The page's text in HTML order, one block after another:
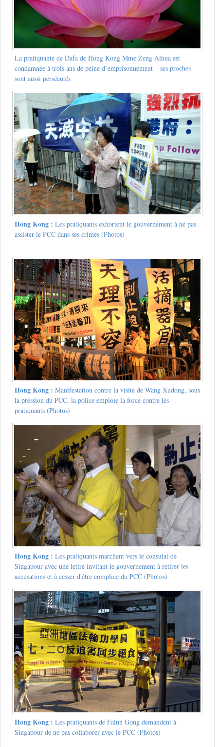
La pratiquante de Dafa de Hong Kong Mme Zeng Aihua est
condamnée à trois ans de peine d’emprisonnement – ses proches
sont aussi persécutés
Hong Kong : Les pratiquants exhortent le gouvernement à ne pas
assister le PCC dans ses crimes (Photos)
Hong Kong : Manifestation contre la visite de Wang Xudong, sous
la pression du PCC, la police emploie la force contre les
pratiquants (Photos)
Hong Kong : Les pratiquants marchent vers le consulat de
Singapour avec une lettre invitant le gouvernement à retirer les
accusations et à cesser d'être complice du PCC (Photos)
Hong Kong : Les pratiquants de Falun Gong demandent à
Singapour de ne pas collaborer avec le PCC (Photos)